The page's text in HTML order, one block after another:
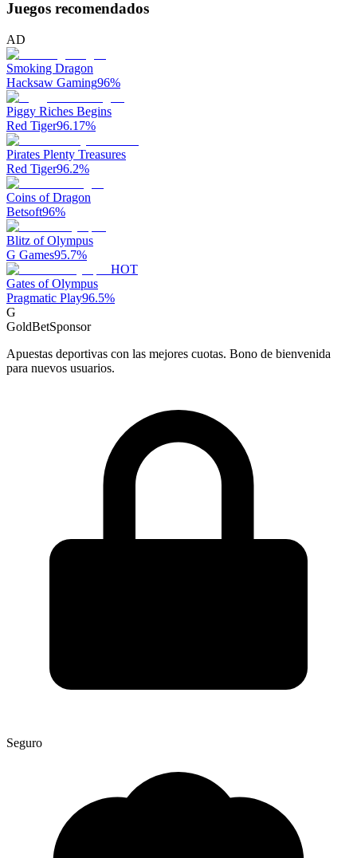
Juegos recomendados
AD
Smoking Dragon
Hacksaw Gaming96%
Piggy Riches Begins
Red Tiger96.17%
Pirates Plenty Treasures
Red Tiger96.2%
Coins of Dragon
Betsoft96%
Blitz of Olympus
G Games95.7%
HOT
Gates of Olympus
Pragmatic Play96.5%
G
GoldBetSponsor
Apuestas deportivas con las mejores cuotas. Bono de bienvenida
para nuevos usuarios.
Seguro